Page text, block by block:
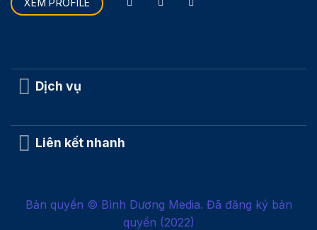
Dịch vụ
Liên kết nhanh
Bản quyền © Bình Dương Media. Đã đăng ký bản
quyền (2022)